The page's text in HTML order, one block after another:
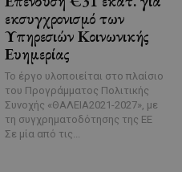
εκσυγχρονισμό των
Υπηρεσιών Κοινωνικής
Ευημερίας
Το έργο υλοποιείται στο πλαίσιο
του Προγράμματος Πολιτικής
Συνοχής «ΘΑΛΕΙΑ2021-2027», με
τη συγχρηματοδότησης της ΕΕ
Σε μία από τις...